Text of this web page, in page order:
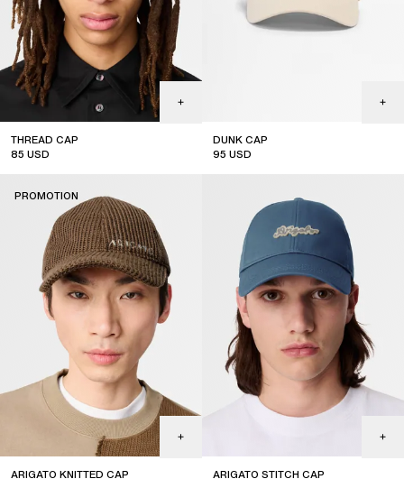
THREAD CAP
85 USD
DUNK CAP
95 USD
ARIGATO KNITTED CAP
PROMOTION
ARIGATO STITCH CAP